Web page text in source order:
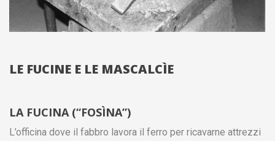
LE FUCINE E LE MASCALCÌE
LA FUCINA (“FOSÌNA”)
L’officina dove il fabbro lavora il ferro per ricavarne attrezzi